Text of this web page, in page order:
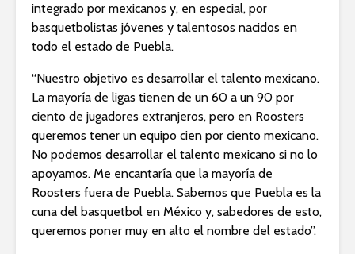
integrado por mexicanos y, en especial, por
basquetbolistas jóvenes y talentosos nacidos en
todo el estado de Puebla.
“Nuestro objetivo es desarrollar el talento mexicano.
La mayoría de ligas tienen de un 60 a un 90 por
ciento de jugadores extranjeros, pero en Roosters
queremos tener un equipo cien por ciento mexicano.
No podemos desarrollar el talento mexicano si no lo
apoyamos. Me encantaría que la mayoría de
Roosters fuera de Puebla. Sabemos que Puebla es la
cuna del basquetbol en México y, sabedores de esto,
queremos poner muy en alto el nombre del estado”.